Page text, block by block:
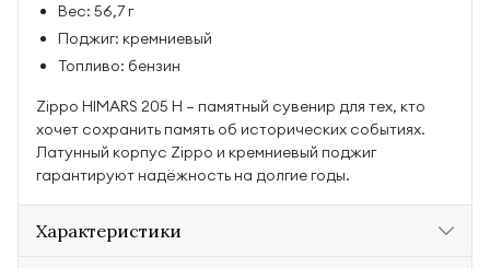
Вес: 56,7 г
Поджиг: кремниевый
Топливо: бензин
Zippo HIMARS 205 H — памятный сувенир для тех, кто
хочет сохранить память об исторических событиях.
Латунный корпус Zippo и кремниевый поджиг
гарантируют надёжность на долгие годы.
Характеристики